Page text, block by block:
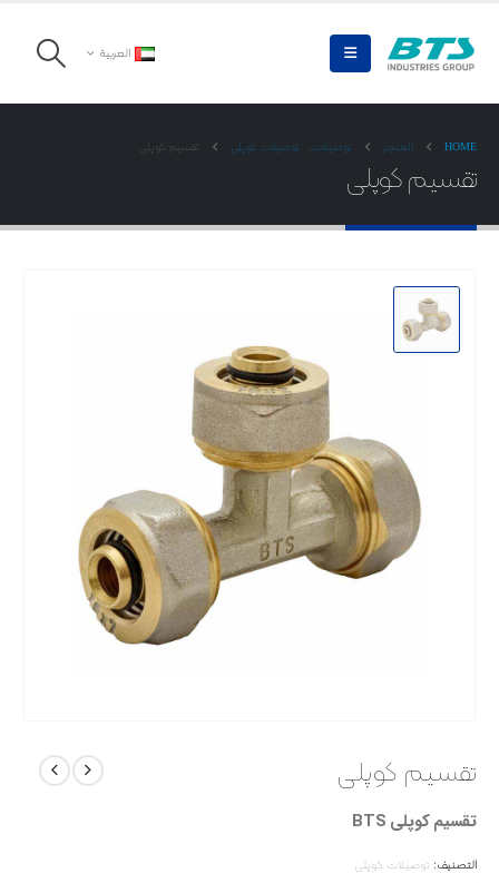
العربية
HOME المتجر توصیلات, توصیلات کوپلی تقسیم کوپلی
تقسیم کوپلی
تقسیم کوپلی
تقسیم کوپلی BTS
التصنيف: توصیلات کوپلی